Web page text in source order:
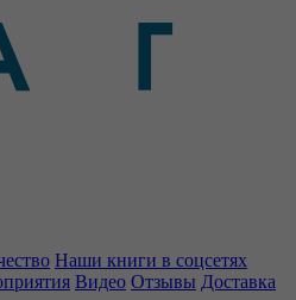
Наши книги в соцсетях
Видео Отзывы Доставка